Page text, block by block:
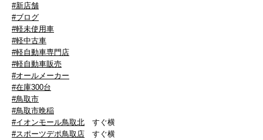
#新店舗
#ブログ
#軽未使用車
#軽中古車
#軽自動車専門店
#軽自動車販売
#オールメーカー
#在庫300台
#鳥取市
#鳥取市晩稲
#イオンモール鳥取北 すぐ横
#スポーツデポ鳥取店 すぐ横